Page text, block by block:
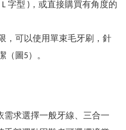
字型 )，或直接購買有角度的
，可以使用單束毛牙刷，針
（圖5）。
需求選擇一般牙線、三合一